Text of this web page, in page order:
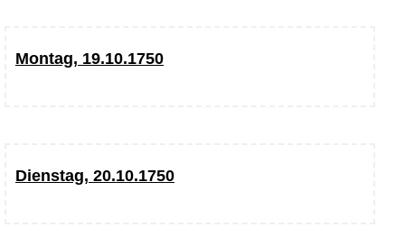
Montag, 19.10.1750
Dienstag, 20.10.1750